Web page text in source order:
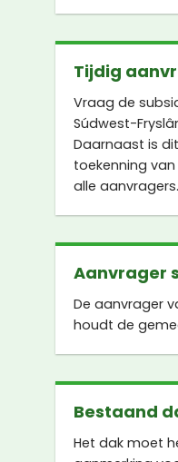
Tijdig
Vraag de
Súdwest-
Daarnaast is
toekenning
alle aanvragers.
Aanvrager
De aanvrager
houdt de
Bestaand
Het dak moet